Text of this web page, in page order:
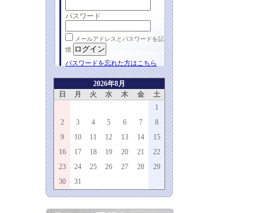
パスワード
メールアドレスとパスワードを記
憶
パスワードを忘れた方はこちら
2026年8月
日
月 火 水 木 金
土
1
2
3 4 5 6 7
8
9
10 11 12 13 14
15
16
17 18 19 20 21
22
23
24 25 26 27 28
29
30
31